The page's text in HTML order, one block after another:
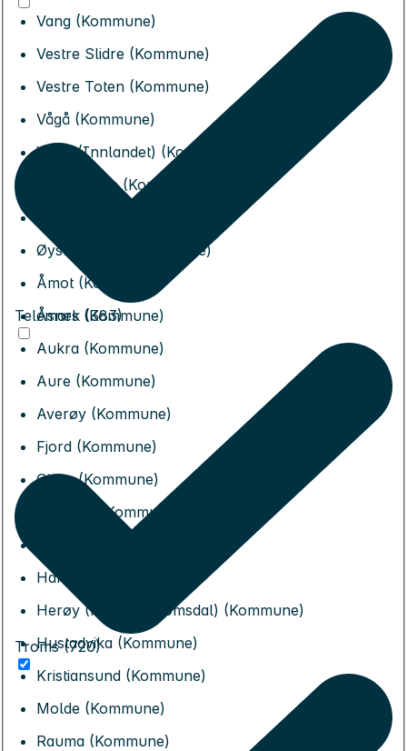
Vang (Kommune)
Vestre Slidre (Kommune)
Vestre Toten (Kommune)
Vågå (Kommune)
Våler (Innlandet) (Kommune)
Østre Toten (Kommune)
Øystre Slidre (Kommune)
Åmot (Kommune)
Åsnes (Kommune)
Aukra (Kommune)
Aure (Kommune)
Averøy (Kommune)
Fjord (Kommune)
Giske (Kommune)
Gjemnes (Kommune)
Hareid (Kommune)
Herøy (Møre og Romsdal) (Kommune)
Hustadvika (Kommune)
Kristiansund (Kommune)
Molde (Kommune)
Rauma (Kommune)
Telemark (383)
Troms (720)